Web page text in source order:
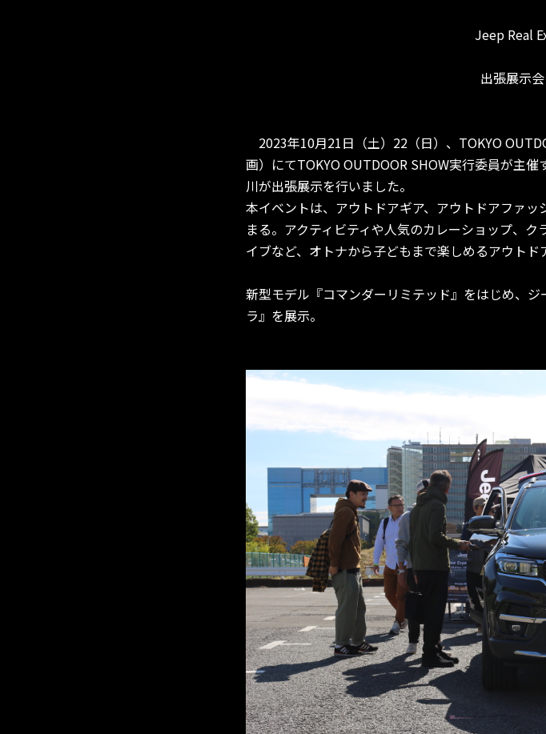
Jeep Real
出張展示会
2023年10月21日（土）22（日）、TOKYO
画）にてTOKYO OUTDOOR SHOW実行委員が主
川が出張展示を行いました。
本イベントは、アウトドアギア、アウトドアファ
まる。アクティビティや人気のカレーショップ、
イブなど、オトナから子どもまで楽しめるアウトド
新型モデル『コマンダーリミテッド』をはじめ、
ラ』を展示。